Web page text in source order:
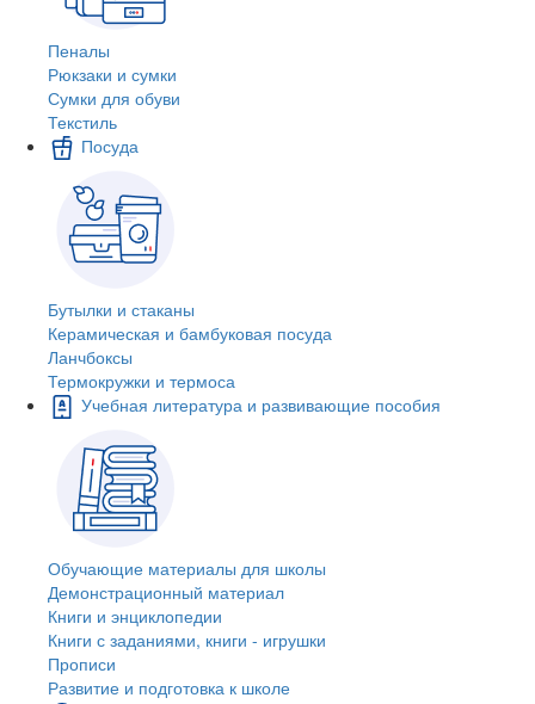
Пеналы
Рюкзаки и сумки
Сумки для обуви
Текстиль
Посуда
Бутылки и стаканы
Керамическая и бамбуковая посуда
Ланчбоксы
Термокружки и термоса
Учебная литература и развивающие пособия
Обучающие материалы для школы
Демонстрационный материал
Книги и энциклопедии
Книги с заданиями, книги - игрушки
Прописи
Развитие и подготовка к школе